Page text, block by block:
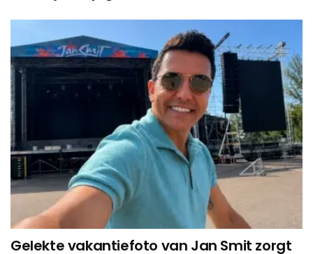
Gelekte vakantiefoto van Jan Smit zorgt